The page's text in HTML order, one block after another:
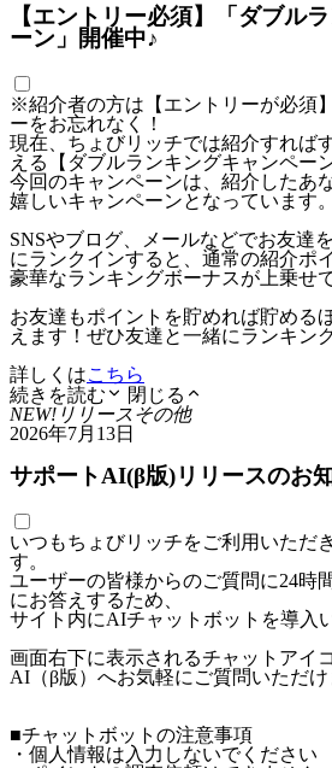
【エントリー必須】「ダブル
ーン」開催中♪
※紹介者の方は【エントリーが必須
ーをお忘れなく！
現在、ちょびリッチでは紹介すれば
える【ダブルランキングキャンペー
今回のキャンペーンは、紹介したあ
嬉しいキャンペーンとなっています。
SNSやブログ、メールなどでお友達
にランクインすると、通常の紹介ポ
豪華なランキングボーナスが上乗せ
お友達もポイントを貯めれば貯める
えます！ぜひ友達と一緒にランキン
詳しくはこちら
続きを読む
閉じる
NEW! リリースその他
2026年7月13日
サポートAI(β版)リリースのお
いつもちょびリッチをご利用いただ
す。
ユーザーの皆様からのご質問に24時
にお答えするため、
サイト内にAIチャットボットを導入
画面右下に表示されるチャットアイ
AI（β版）へお気軽にご質問いただけ
■チャットボットの注意事項
・個人情報は入力しないでください